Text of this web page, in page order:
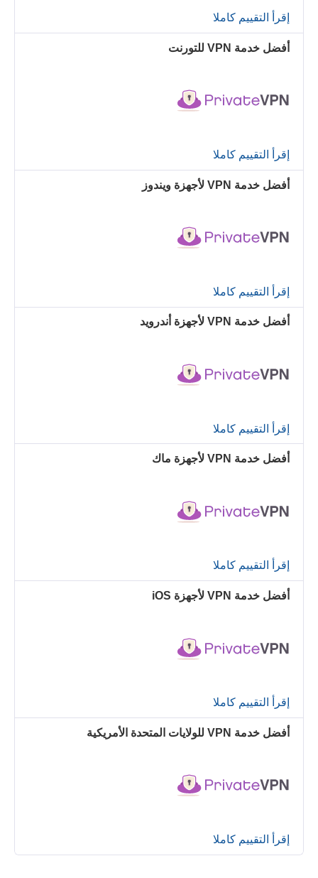
إقرأ التقييم كاملا
أفضل خدمة VPN للتورنت
إقرأ التقييم كاملا
أفضل خدمة VPN لأجهزة ويندوز
إقرأ التقييم كاملا
أفضل خدمة VPN لأجهزة أندرويد
إقرأ التقييم كاملا
أفضل خدمة VPN لأجهزة ماك
إقرأ التقييم كاملا
أفضل خدمة VPN لأجهزة iOS
إقرأ التقييم كاملا
أفضل خدمة VPN للولايات المتحدة الأمريكية
إقرأ التقييم كاملا